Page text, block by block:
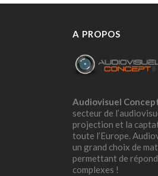
A PROPOS
Audiovisuel
secteur de
projection et la
toute l’Europe.
un grand choix de
permettant de
complexes !